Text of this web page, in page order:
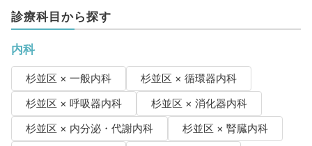
診療科目から探す
内科
杉並区 × 一般内科
杉並区 × 循環器内科
杉並区 × 呼吸器内科
杉並区 × 消化器内科
杉並区 × 内分泌・代謝内科
杉並区 × 腎臓内科